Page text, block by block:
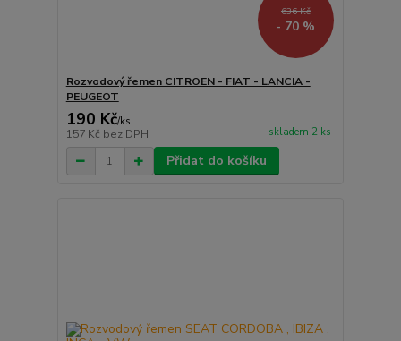
636 Kč
- 70 %
Rozvodový řemen CITROEN - FIAT - LANCIA -
PEUGEOT
190 Kč/ks
157 Kč bez DPH skladem 2 ks
Přidat do košíku